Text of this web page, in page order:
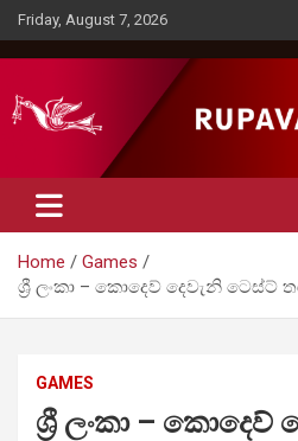
Skip
to
content
Friday, August 7, 2026
Rupavahini News
Home
Games
ශ්‍රී ලංකා – කොදෙව් දෙවැනි ටෙස්ට්
GAMES
ශ්‍රී ලංකා – කොදෙව්